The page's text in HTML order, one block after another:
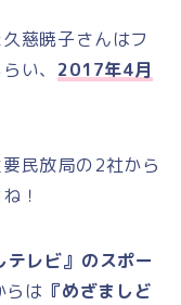
慈暁子さんはフ
い、 2017年4月
民放局の2社から
！
テレビ』のスポー
は 『めざましど